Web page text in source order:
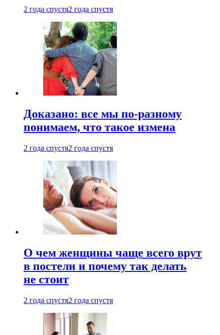
2 года спустя2 года спустя
Доказано: все мы по-разному
понимаем, что такое измена
2 года спустя2 года спустя
О чем женщины чаще всего врут
в постели и почему так делать
не стоит
2 года спустя2 года спустя